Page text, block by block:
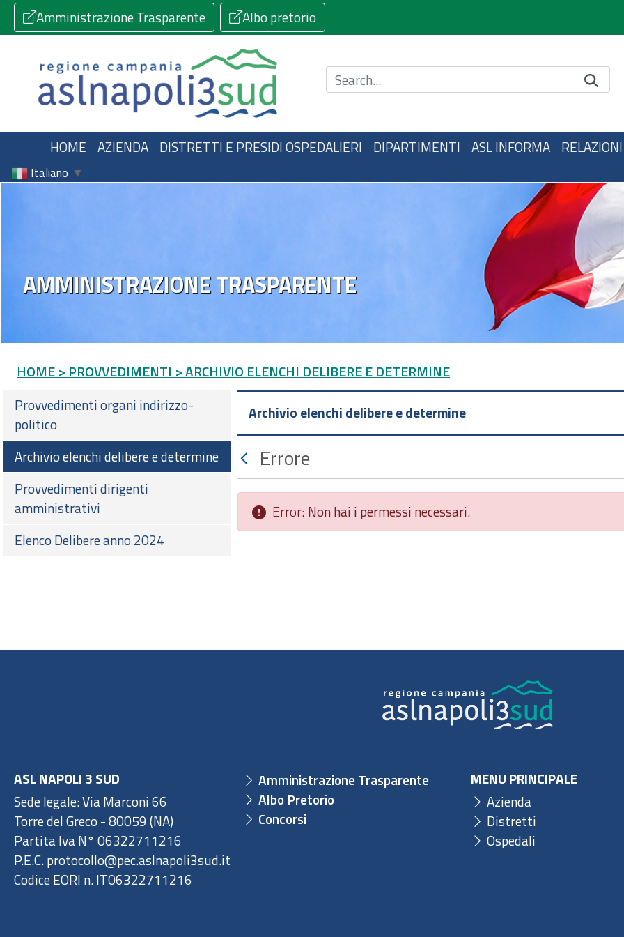
Amministrazione Trasparente Albo pretorio
Cerca nel sito
HOME AZIENDA DISTRETTI E PRESIDI OSPEDALIERI DIPARTIMENTI ASL INFORMA
Italiano ▼
AMMINISTRAZIONE TRASPARENTE
HOME > PROVVEDIMENTI > ARCHIVIO ELENCHI DELIBERE E DETERMINE
Provvedimenti organi indirizzo-
politico
Archivio elenchi delibere e determine
Provvedimenti dirigenti
amministrativi
Elenco Delibere anno 2024
Archivio elenchi delibere e determine
Errore
Error: Non hai i permessi necessari.
ASL NAPOLI 3 SUD
Sede legale: Via Marconi 66
Torre del Greco - 80059 (NA)
Partita Iva N° 06322711216
P.E.C. protocollo@pec.aslnapoli3sud.it
Codice EORI n. IT06322711216
Amministrazione Trasparente
Albo Pretorio
Concorsi
MENU PRINCIPALE
Azienda
Distretti
Ospedali